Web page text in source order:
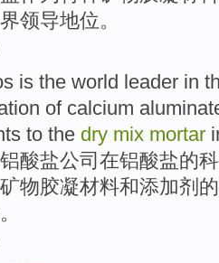
领导地位。
is the world leader in
ofcalcium
to the dry mix mortar
铝酸盐公司 在铝酸盐的
矿物胶凝材料和添加剂的
。